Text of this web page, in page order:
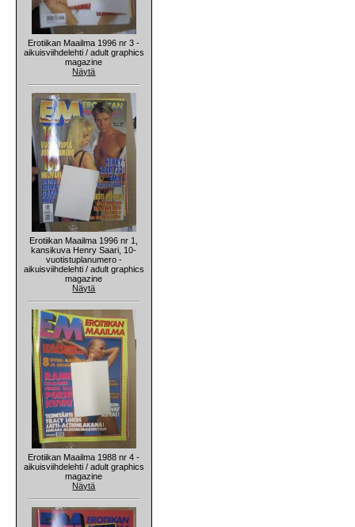
Erotiikan Maailma 1996 nr 3 -
aikuisviihdelehti / adult graphics
magazine
Näytä
Erotiikan Maailma 1996 nr 1,
kansikuva Henry Saari, 10-
vuotistuplanumero -
aikuisviihdelehti / adult graphics
magazine
Näytä
Erotiikan Maailma 1988 nr 4 -
aikuisviihdelehti / adult graphics
magazine
Näytä